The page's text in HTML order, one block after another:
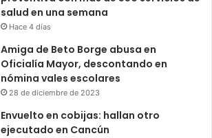
salud en una semana
Hace 4 días
Amiga de Beto Borge abusa en
Oficialía Mayor, descontando en
nómina vales escolares
28 de diciembre de 2023
Envuelto en cobijas: hallan otro
ejecutado en Cancún